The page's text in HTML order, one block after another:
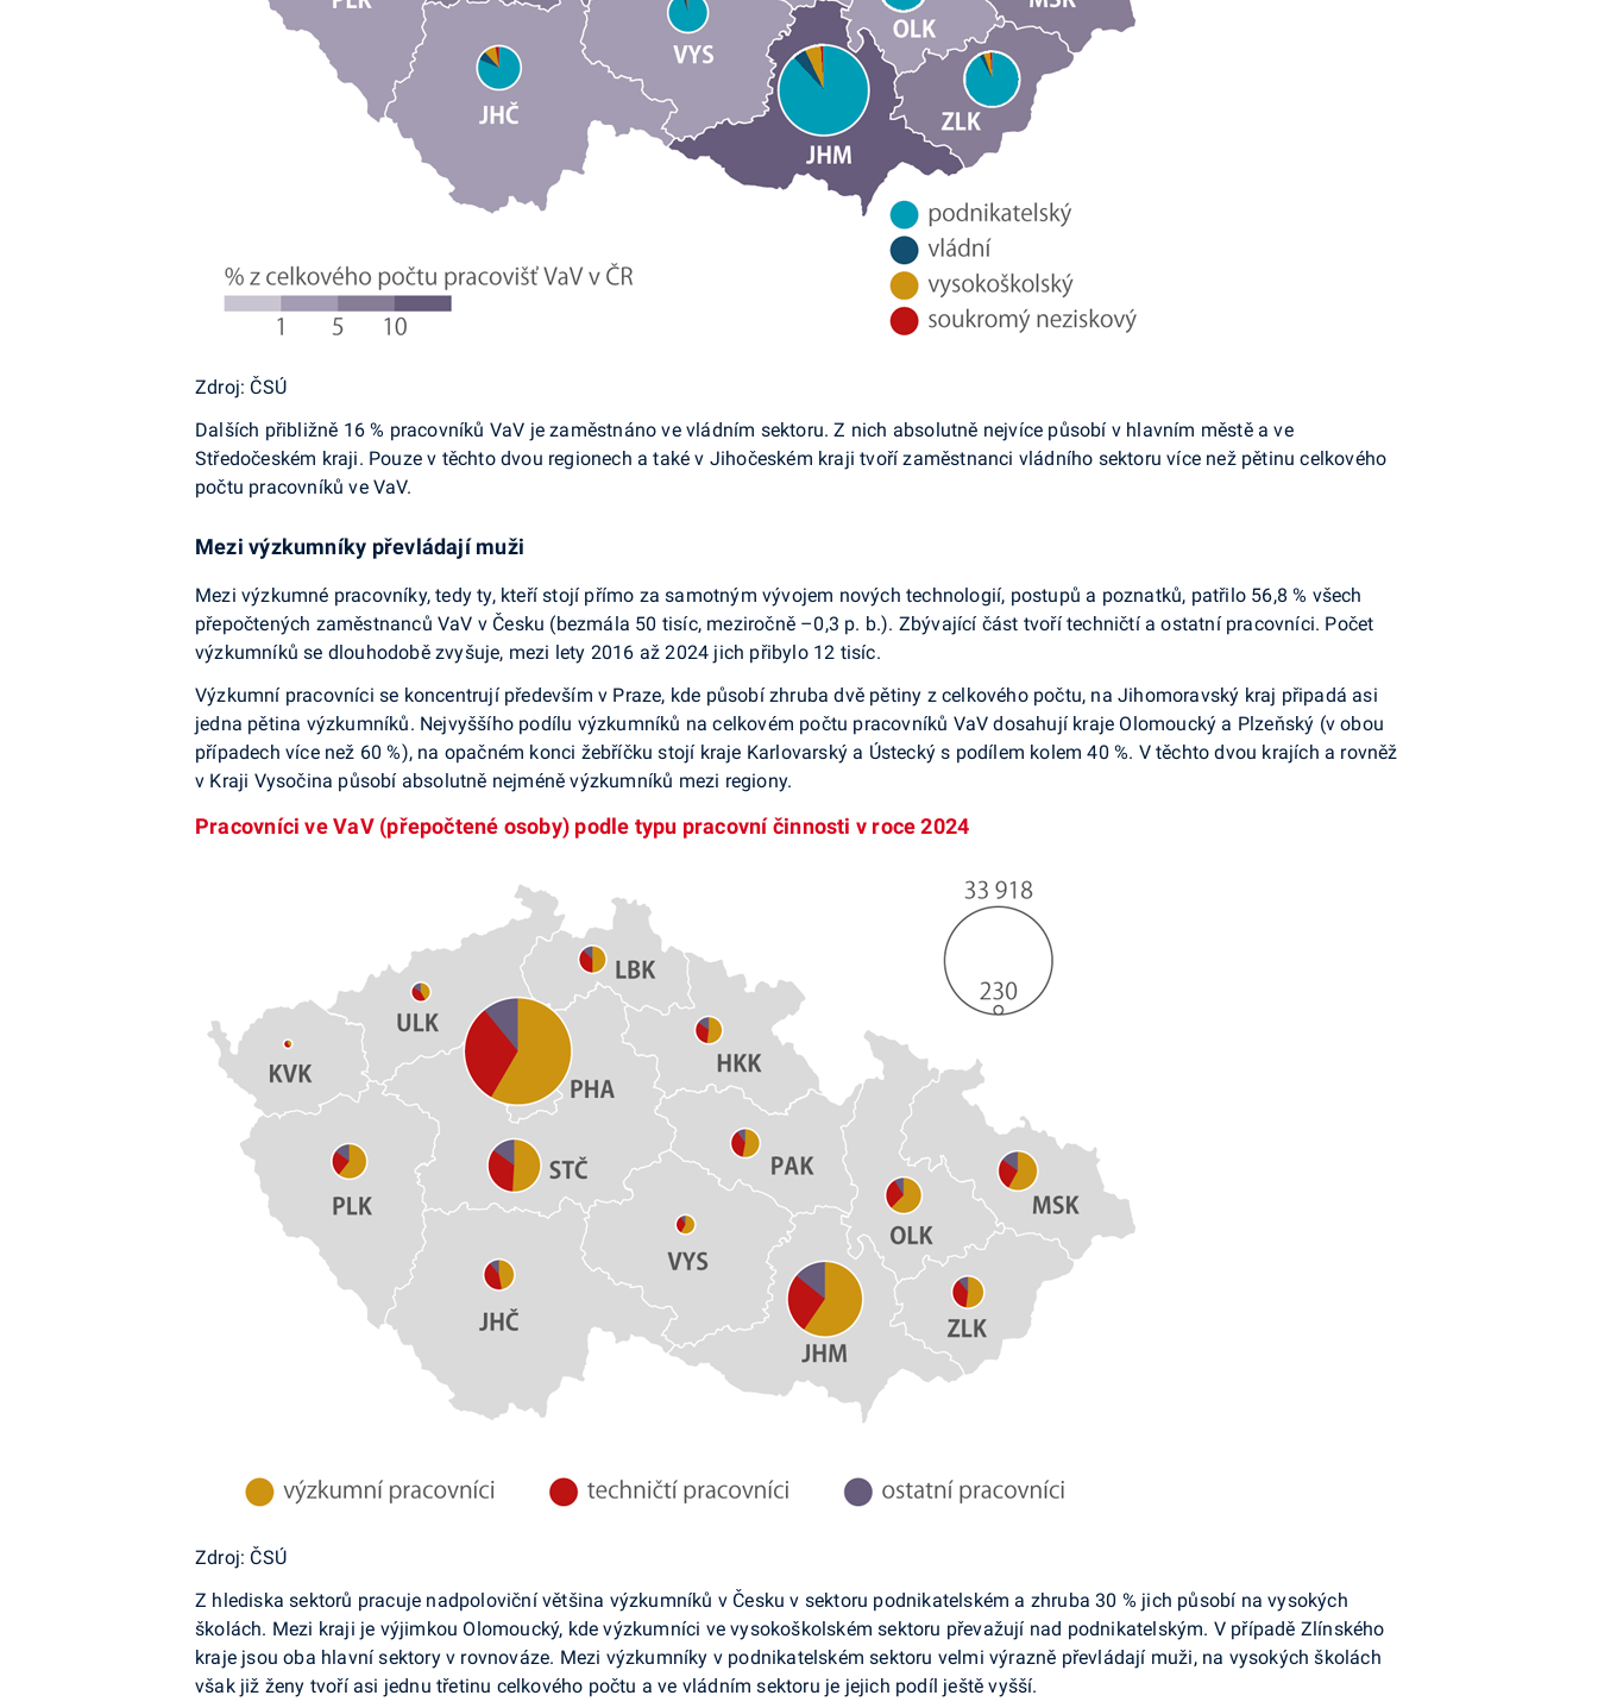
Zdroj: ČSÚ
Dalších přibližně 16 % pracovníků VaV je zaměstnáno ve vládním sektoru. Z nich absolutně nejvíce působí v hlavním městě a ve
Středočeském kraji. Pouze v těchto dvou regionech a také v Jihočeském kraji tvoří zaměstnanci vládního sektoru více než pětinu celkového
počtu pracovníků ve VaV.
Mezi výzkumníky převládají muži
Mezi výzkumné pracovníky, tedy ty, kteří stojí přímo za samotným vývojem nových technologií, postupů a poznatků, patřilo 56,8 % všech
přepočtených zaměstnanců VaV v Česku (bezmála 50 tisíc, meziročně –0,3 p. b.). Zbývající část tvoří techničtí a ostatní pracovníci. Počet
výzkumníků se dlouhodobě zvyšuje, mezi lety 2016 až 2024 jich přibylo 12 tisíc.
Výzkumní pracovníci se koncentrují především v Praze, kde působí zhruba dvě pětiny z celkového počtu, na Jihomoravský kraj připadá asi
jedna pětina výzkumníků. Nejvyššího podílu výzkumníků na celkovém počtu pracovníků VaV dosahují kraje Olomoucký a Plzeňský (v obou
případech více než 60 %), na opačném konci žebříčku stojí kraje Karlovarský a Ústecký s podílem kolem 40 %. V těchto dvou krajích a rovněž
v Kraji Vysočina působí absolutně nejméně výzkumníků mezi regiony.
Pracovníci ve VaV (přepočtené osoby) podle typu pracovní činnosti v roce 2024
Zdroj: ČSÚ
Z hlediska sektorů pracuje nadpoloviční většina výzkumníků v Česku v sektoru podnikatelském a zhruba 30 % jich působí na vysokých
školách. Mezi kraji je výjimkou Olomoucký, kde výzkumníci ve vysokoškolském sektoru převažují nad podnikatelským. V případě Zlínského
kraje jsou oba hlavní sektory v rovnováze. Mezi výzkumníky v podnikatelském sektoru velmi výrazně převládají muži, na vysokých školách
však již ženy tvoří asi jednu třetinu celkového počtu a ve vládním sektoru je jejich podíl ještě vyšší.